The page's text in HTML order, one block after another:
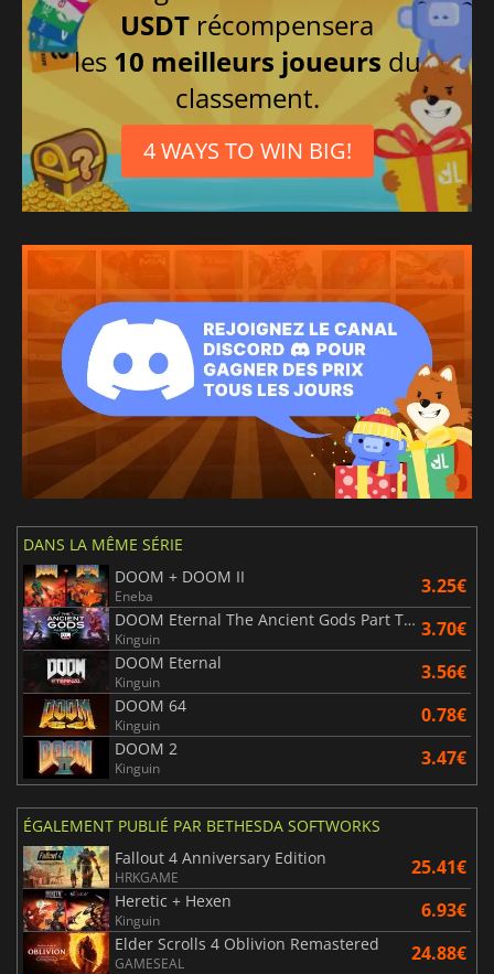
USDT récompensera
les 10 meilleurs joueurs du
classement.
4 WAYS TO WIN BIG!
DANS LA MÊME SÉRIE
DOOM + DOOM II
Eneba 3.25€
DOOM Eternal The Ancient Gods Part Two
Kinguin 3.70€
DOOM Eternal
Kinguin 3.56€
DOOM 64
Kinguin 0.78€
DOOM 2
Kinguin 3.47€
ÉGALEMENT PUBLIÉ PAR BETHESDA SOFTWORKS
Fallout 4 Anniversary Edition
HRKGAME 25.41€
Heretic + Hexen
Kinguin 6.93€
Elder Scrolls 4 Oblivion Remastered
GAMESEAL 24.88€